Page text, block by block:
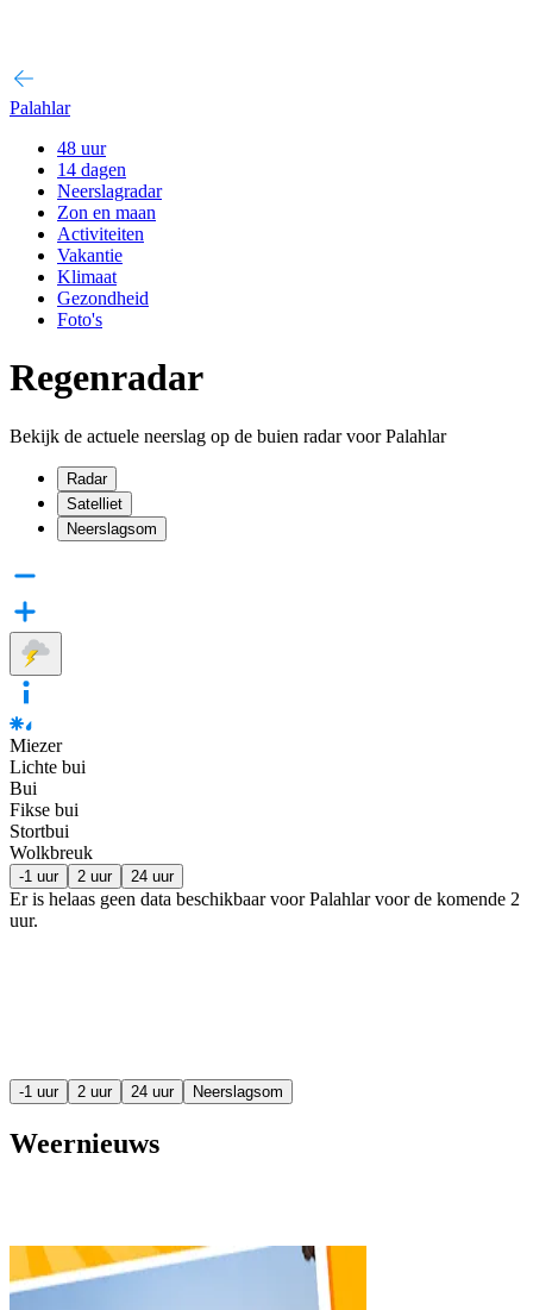
Palahlar
48 uur
14 dagen
Neerslagradar
Zon en maan
Activiteiten
Vakantie
Klimaat
Gezondheid
Foto's
Regenradar
Bekijk de actuele neerslag op de buien radar voor Palahlar
Radar
Satelliet
Neerslagsom
Miezer
Lichte bui
Bui
Fikse bui
Stortbui
Wolkbreuk
-1 uur 2 uur 24 uur
Er is helaas geen data beschikbaar voor Palahlar voor de komende 2
uur.
-1 uur 2 uur 24 uur Neerslagsom
Weernieuws